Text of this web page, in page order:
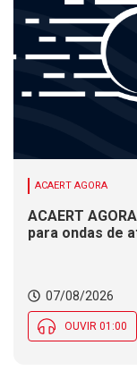
ACAERT AGORA
ACAERT
para ondas de
07/08/2026
OUVIR 01:00